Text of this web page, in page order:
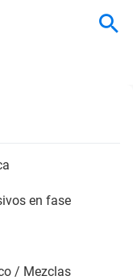
en fase
/ Mezclas